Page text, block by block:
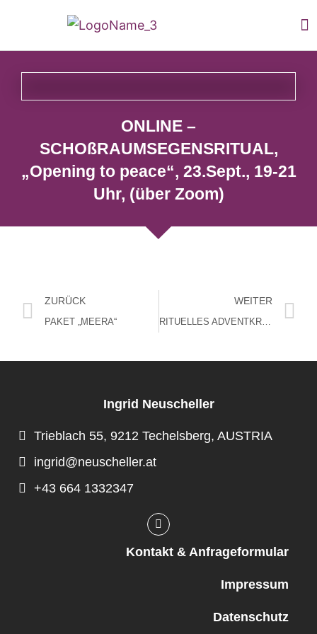
ONLINE –
SCHOßRAUMSEGENSRITUAL,
„Opening to peace“, 23.Sept., 19-21
Uhr, (über Zoom)
ZURÜCK
PAKET „MEERA“
WEITER
RITUELLES ADVENTKRANZBINDEN; 1.Dez., Schloß Leonstain
Ingrid Neuscheller
Trieblach 55, 9212 Techelsberg, AUSTRIA
ingrid@neuscheller.at
+43 664 1332347
Kontakt & Anfrageformular
Impressum
Datenschutz